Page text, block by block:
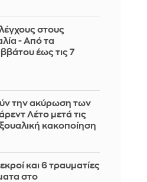
στους
- Από τα
έως τις 7
την ακύρωση των
Λέτο μετά τις
κακοποίηση
και 6 τραυματίες
στο